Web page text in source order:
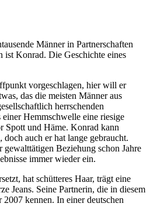
Männer in Partnerschaften
ist Konrad. Die Geschichte eines
vorgeschlagen, hier will er
das die meisten Männer aus
herrschenden
Hemmschwelle eine riesige
Spott und Häme. Konrad kann
auch er hat lange gebraucht.
Beziehung schon Jahre
immer wieder ein.
hat schütteres Haar, trägt eine
Jeans. Seine Partnerin, die in diesem
kennen. In einer deutschen